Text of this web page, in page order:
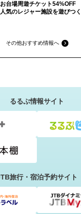
お台場周遊チケット54%OFF
人気のレジャー施設を遊びつ
その他おすすめ情報へ
るるぶ情報サイト
旅行・宿泊予約サイト